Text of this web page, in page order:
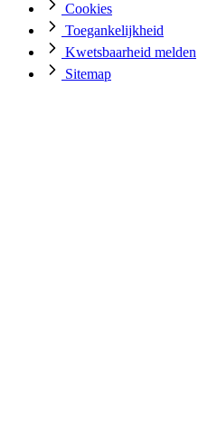
Cookies
Toegankelijkheid
Kwetsbaarheid melden
Sitemap